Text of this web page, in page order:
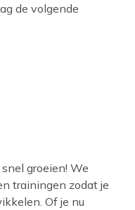
de volgende
groeien! We
trainingen zodat je
Of je nu